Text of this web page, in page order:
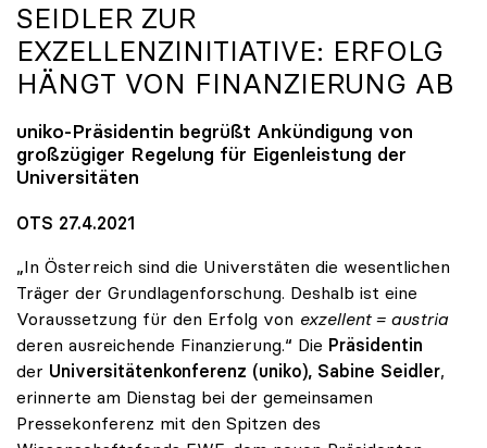
SEIDLER ZUR
EXZELLENZINITIATIVE: ERFOLG
HÄNGT VON FINANZIERUNG AB
uniko-Präsidentin begrüßt Ankündigung von
großzügiger Regelung für Eigenleistung der
Universitäten
OTS 27.4.2021
„In Österreich sind die Universtäten die wesentlichen
Träger der Grundlagenforschung. Deshalb ist eine
Voraussetzung für den Erfolg von exzellent = austria
deren ausreichende Finanzierung.“ Die Präsidentin
der Universitätenkonferenz (uniko), Sabine Seidler,
erinnerte am Dienstag bei der gemeinsamen
Pressekonferenz mit den Spitzen des